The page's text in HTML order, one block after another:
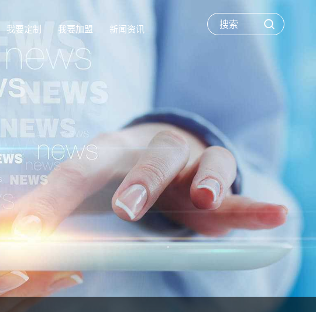
我要定制 我要加盟 新闻资讯